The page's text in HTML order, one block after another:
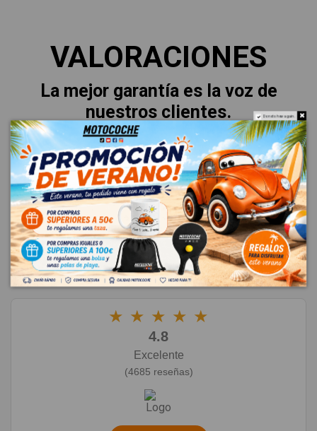
VALORACIONES
La mejor garantía es la voz de
nuestros clientes.
Esto es lo que dicen sobre su
experiencia.
★ ★ ★ ★ ★
4.8
Excelente
(4685 reseñas)
Do not show again.